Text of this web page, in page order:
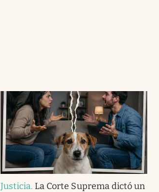
Justicia. La Corte Suprema dictó un